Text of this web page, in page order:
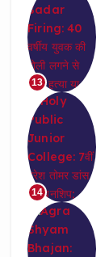
13
14